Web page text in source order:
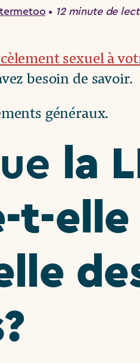
• 12 minute de
sexuel à
besoin de savoir.
généraux.
la
t-elle